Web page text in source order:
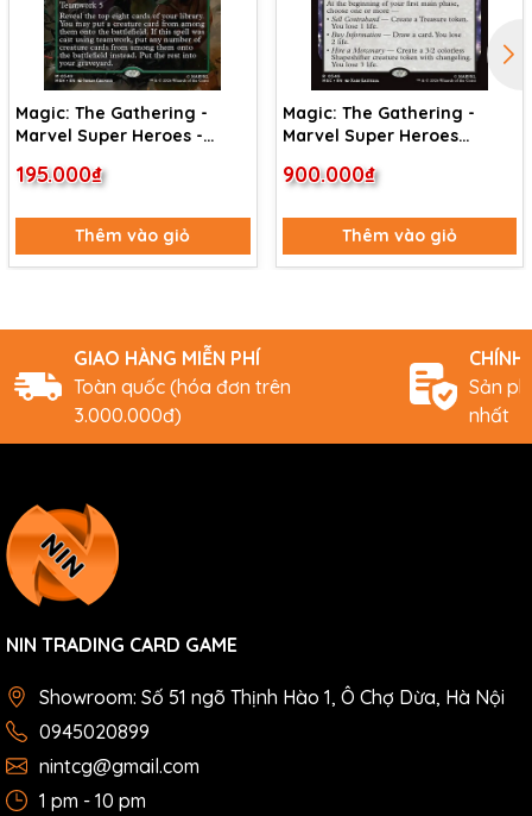
Magic: The Gathering -
Marvel Super Heroes -
(349)
195.000₫
Thêm vào giỏ
Magic: The Gathering -
Marvel Super Heroes
Connections (346)
900.000₫
Thêm vào giỏ
GIAO HÀNG MIỄN PHÍ
Toàn quốc (hóa đơn trên
3.000.000đ)
CHÍNH
Sản
nhất
NIN TRADING CARD GAME
Showroom: Số 51 ngõ Thịnh Hào 1, Ô Chợ Dừa, Hà Nội
0945020899
nintcg@gmail.com
1 pm - 10 pm